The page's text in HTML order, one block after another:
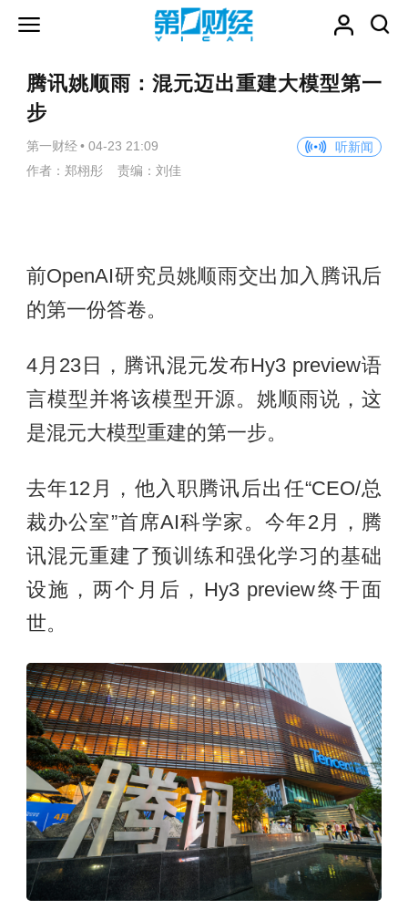
腾讯姚顺雨：混元迈出重建大模型第一
步
第一财经 • 04-23 21:09
听新闻
作者：郑栩彤 责编：刘佳
前OpenAI研究员姚顺雨交出加入腾讯后
的第一份答卷。
4月23日，腾讯混元发布Hy3 preview语
言模型并将该模型开源。姚顺雨说，这
是混元大模型重建的第一步。
去年12月，他入职腾讯后出任“CEO/总
裁办公室”首席AI科学家。今年2月，腾
讯混元重建了预训练和强化学习的基础
设施，两个月后，Hy3 preview终于面
世。